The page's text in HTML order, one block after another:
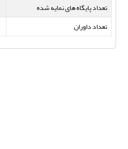
تعداد پایگاه های نمایه شده
تعداد داوران